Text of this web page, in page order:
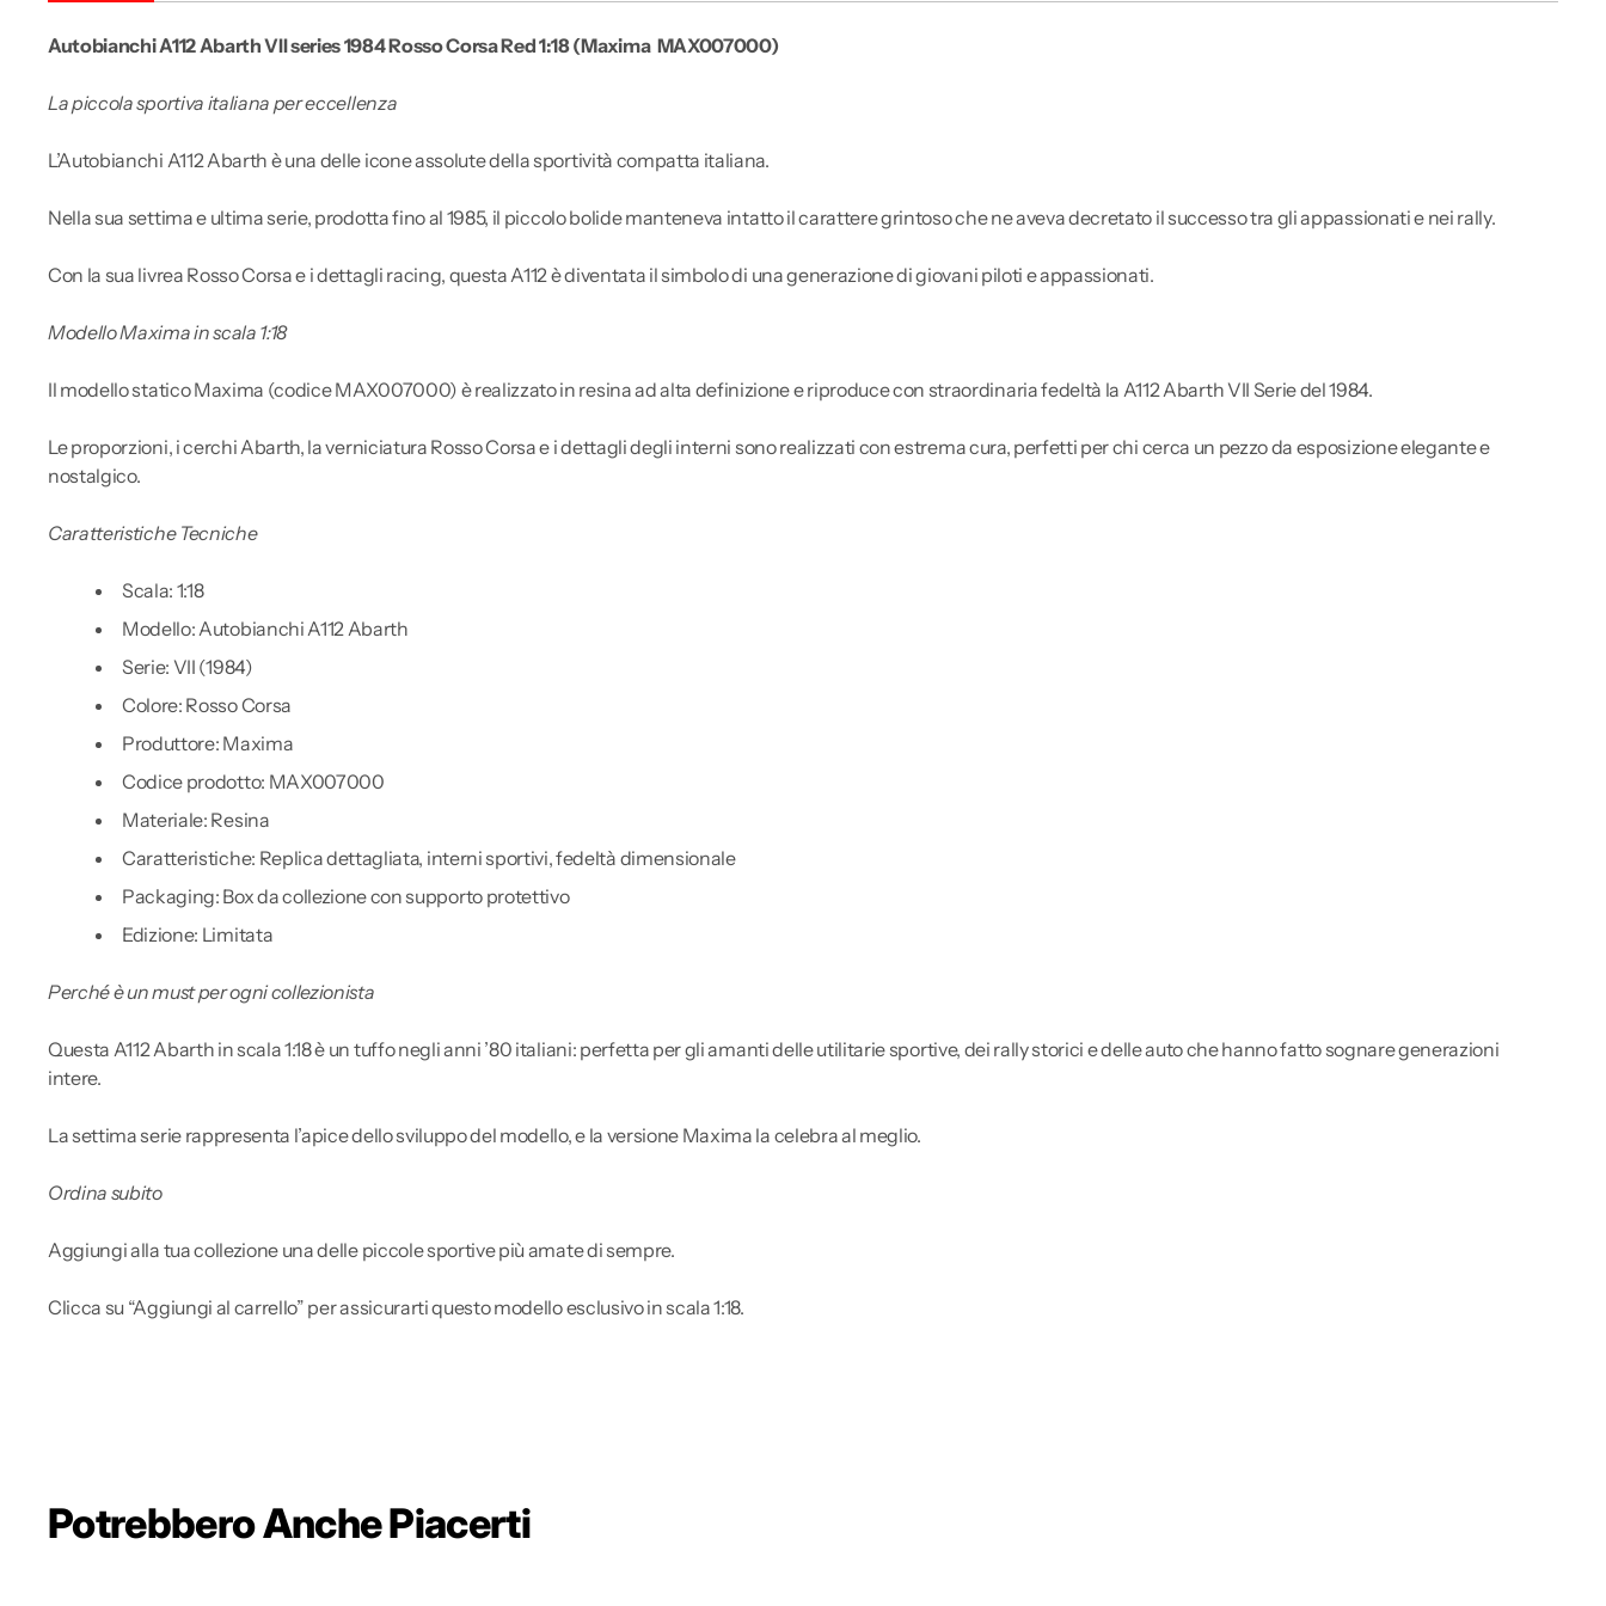
Autobianchi A112 Abarth VII series 1984 Rosso Corsa Red 1:18 (Maxima MAX007000)
La piccola sportiva italiana per eccellenza
L’Autobianchi A112 Abarth è una delle icone assolute della sportività compatta italiana.
Nella sua settima e ultima serie, prodotta fino al 1985, il piccolo bolide manteneva intatto il carattere grintoso che ne aveva decretato il successo tra gli appassionati e nei rally.
Con la sua livrea Rosso Corsa e i dettagli racing, questa A112 è diventata il simbolo di una generazione di giovani piloti e appassionati.
Modello Maxima in scala 1:18
Il modello statico Maxima (codice MAX007000) è realizzato in resina ad alta definizione e riproduce con straordinaria fedeltà la A112 Abarth VII Serie del 1984.
Le proporzioni, i cerchi Abarth, la verniciatura Rosso Corsa e i dettagli degli interni sono realizzati con estrema cura, perfetti per chi cerca un pezzo da esposizione elegante e
nostalgico.
Caratteristiche Tecniche
Scala: 1:18
Modello: Autobianchi A112 Abarth
Serie: VII (1984)
Colore: Rosso Corsa
Produttore: Maxima
Codice prodotto: MAX007000
Materiale: Resina
Caratteristiche: Replica dettagliata, interni sportivi, fedeltà dimensionale
Packaging: Box da collezione con supporto protettivo
Edizione: Limitata
Perché è un must per ogni collezionista
Questa A112 Abarth in scala 1:18 è un tuffo negli anni ’80 italiani: perfetta per gli amanti delle utilitarie sportive, dei rally storici e delle auto che hanno fatto sognare generazioni
intere.
La settima serie rappresenta l’apice dello sviluppo del modello, e la versione Maxima la celebra al meglio.
Ordina subito
Aggiungi alla tua collezione una delle piccole sportive più amate di sempre.
Clicca su “Aggiungi al carrello” per assicurarti questo modello esclusivo in scala 1:18.
Potrebbero Anche Piacerti